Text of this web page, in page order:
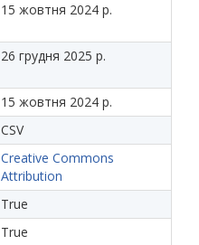
15 жовтня 2024 р.
26 грудня 2025 р.
15 жовтня 2024 р.
CSV
Creative Commons
Attribution
True
True